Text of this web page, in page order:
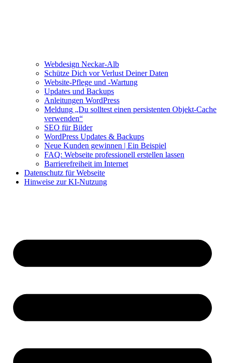
Webdesign Neckar-Alb
Schütze Dich vor Verlust Deiner Daten
Website-Pflege und -Wartung
Updates und Backups
Anleitungen WordPress
Meldung „Du solltest einen persistenten Objekt-Cache
verwenden“
SEO für Bilder
WordPress Updates & Backups
Neue Kunden gewinnen | Ein Beispiel
FAQ: Webseite professionell erstellen lassen
Barrierefreiheit im Internet
Datenschutz für Webseite
Hinweise zur KI-Nutzung